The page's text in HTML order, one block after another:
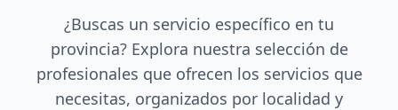
¿Buscas un servicio específico en tu
provincia? Explora nuestra selección de
profesionales que ofrecen los servicios que
necesitas, organizados por localidad y